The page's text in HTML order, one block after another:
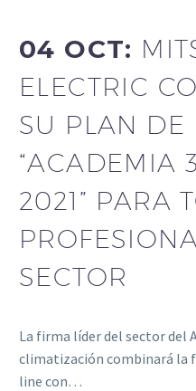
04 OCT:
ELECTRIC
SU PLAN DE
“ACADEMIA
2021” PARA
SECTOR
La firma líder del sector del
climatización combinará la
line con…